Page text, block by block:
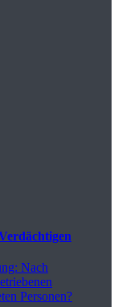
Nach
Personen?